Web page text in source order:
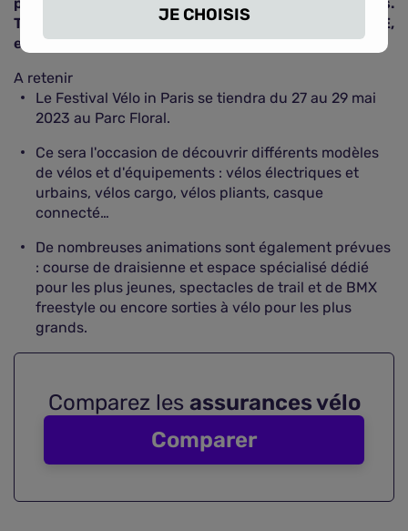
Tous les types de vélos (VTT, vélos de route, VAE,
etc.) peuvent y prendre part.
A retenir
Le Festival Vélo in Paris se tiendra du 27 au 29 mai
2023 au Parc Floral.
Ce sera l'occasion de découvrir différents modèles
de vélos et d'équipements : vélos électriques et
urbains, vélos cargo, vélos pliants, casque
connecté…
De nombreuses animations sont également prévues
: course de draisienne et espace spécialisé dédié
pour les plus jeunes, spectacles de trail et de BMX
freestyle ou encore sorties à vélo pour les plus
grands.
Comparez les assurances vélo
Comparer
JE CHOISIS